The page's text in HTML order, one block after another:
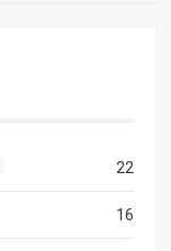
22
16